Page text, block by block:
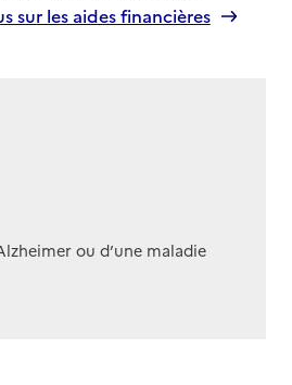
sur les aides financières
ou d’une maladie